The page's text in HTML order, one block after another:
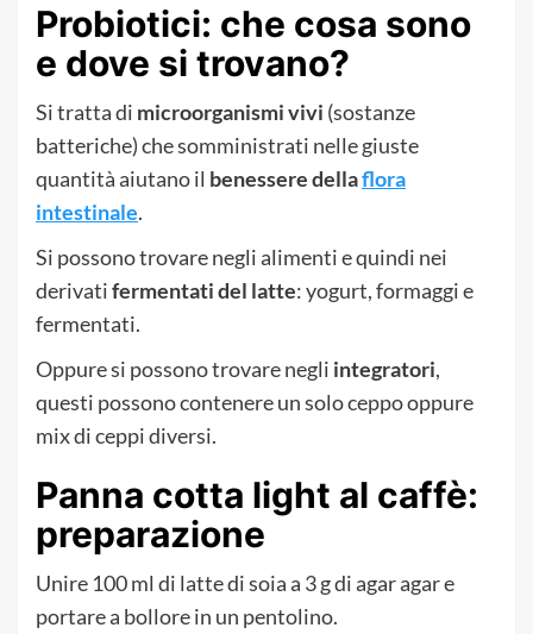
Probiotici: che cosa sono
e dove si trovano?
Si tratta di microorganismi vivi (sostanze
batteriche) che somministrati nelle giuste
quantità aiutano il benessere dellaflora
intestinale.
Si possono trovare negli alimenti e quindi nei
derivatifermentati del latte: yogurt, formaggi e
fermentati.
Oppure si possono trovare negli integratori,
questi possono contenere un solo ceppo oppure
mix di ceppi diversi.
Panna cotta light al caffè:
preparazione
Unire 100 ml di latte di soia a 3 g di agar agar e
portare a bollore in un pentolino.